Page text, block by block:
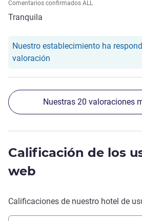
Comentarios confirmados ALL
Tranquila
Nuestro establecimiento ha
valoración
Nuestras 20 valoraciones
Calificación de los
web
Calificaciones de nuestro hotel de